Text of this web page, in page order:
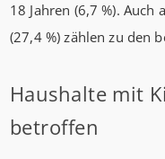
18 Jahren (6,7 %).
(27,4 %) zählen zu den
Haushalte mit
betroffen